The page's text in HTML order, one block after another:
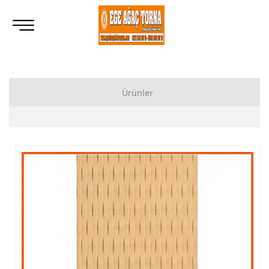
Ürünler
Tornalı Ahşap Ayak, Ahşap Topuz Ayak İmalatı, Modelleri
Ham Ahşap Göbekli Masa Ayak İmalatı, Modelleri
Ham Ahşap Yemek Masası İmalatı, Modelleri
Ham Ahşap Sandalye İmalatı, Modelleri